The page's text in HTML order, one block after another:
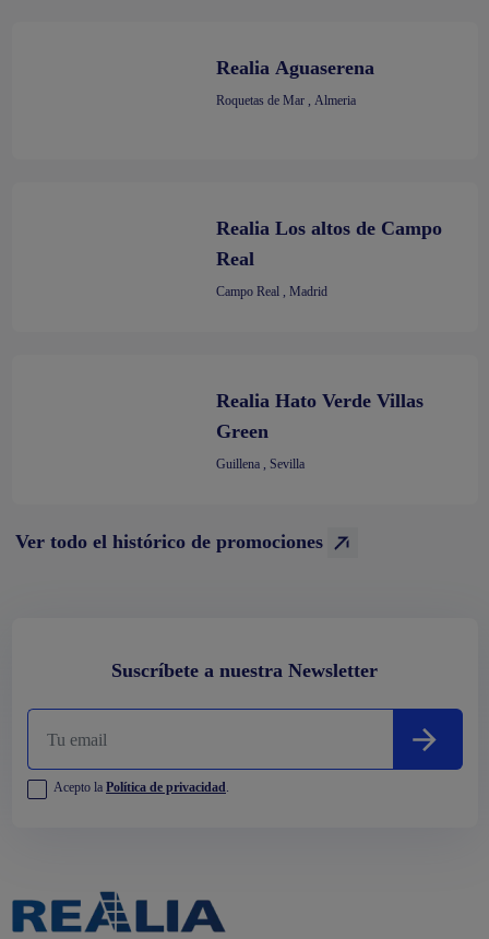
Ver todo el histórico de promociones
Realia Aguaserena
Roquetas de Mar , Almeria
Realia Los altos de Campo
Real
Campo Real , Madrid
Realia Hato Verde Villas
Green
Guillena , Sevilla
Suscríbete a nuestra Newsletter
Acepto la Política de privacidad.